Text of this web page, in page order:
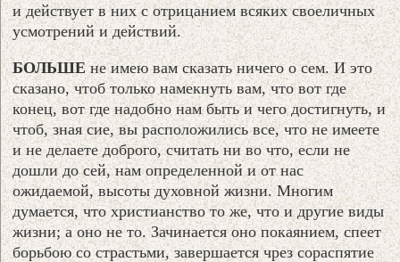
и действует в них с отрицанием всяких своеличных
усмотрений и действий.
БОЛЬШЕне имею вам сказать ничего о сем. И это
сказано, чтоб только намекнуть вам, что вот где
конец, вот где надобно нам быть и чего достигнуть, и
чтоб, зная сие, вы расположились все, что не имеете
и не делаете доброго, считать ни во что, если не
дошли до сей, нам определенной и от нас
ожидаемой, высоты духовной жизни. Многим
думается, что христианство то же, что и другие виды
жизни; а оно не то. Зачинается оно покаянием, спеет
борьбою со страстьми, завершается чрез сораспятие